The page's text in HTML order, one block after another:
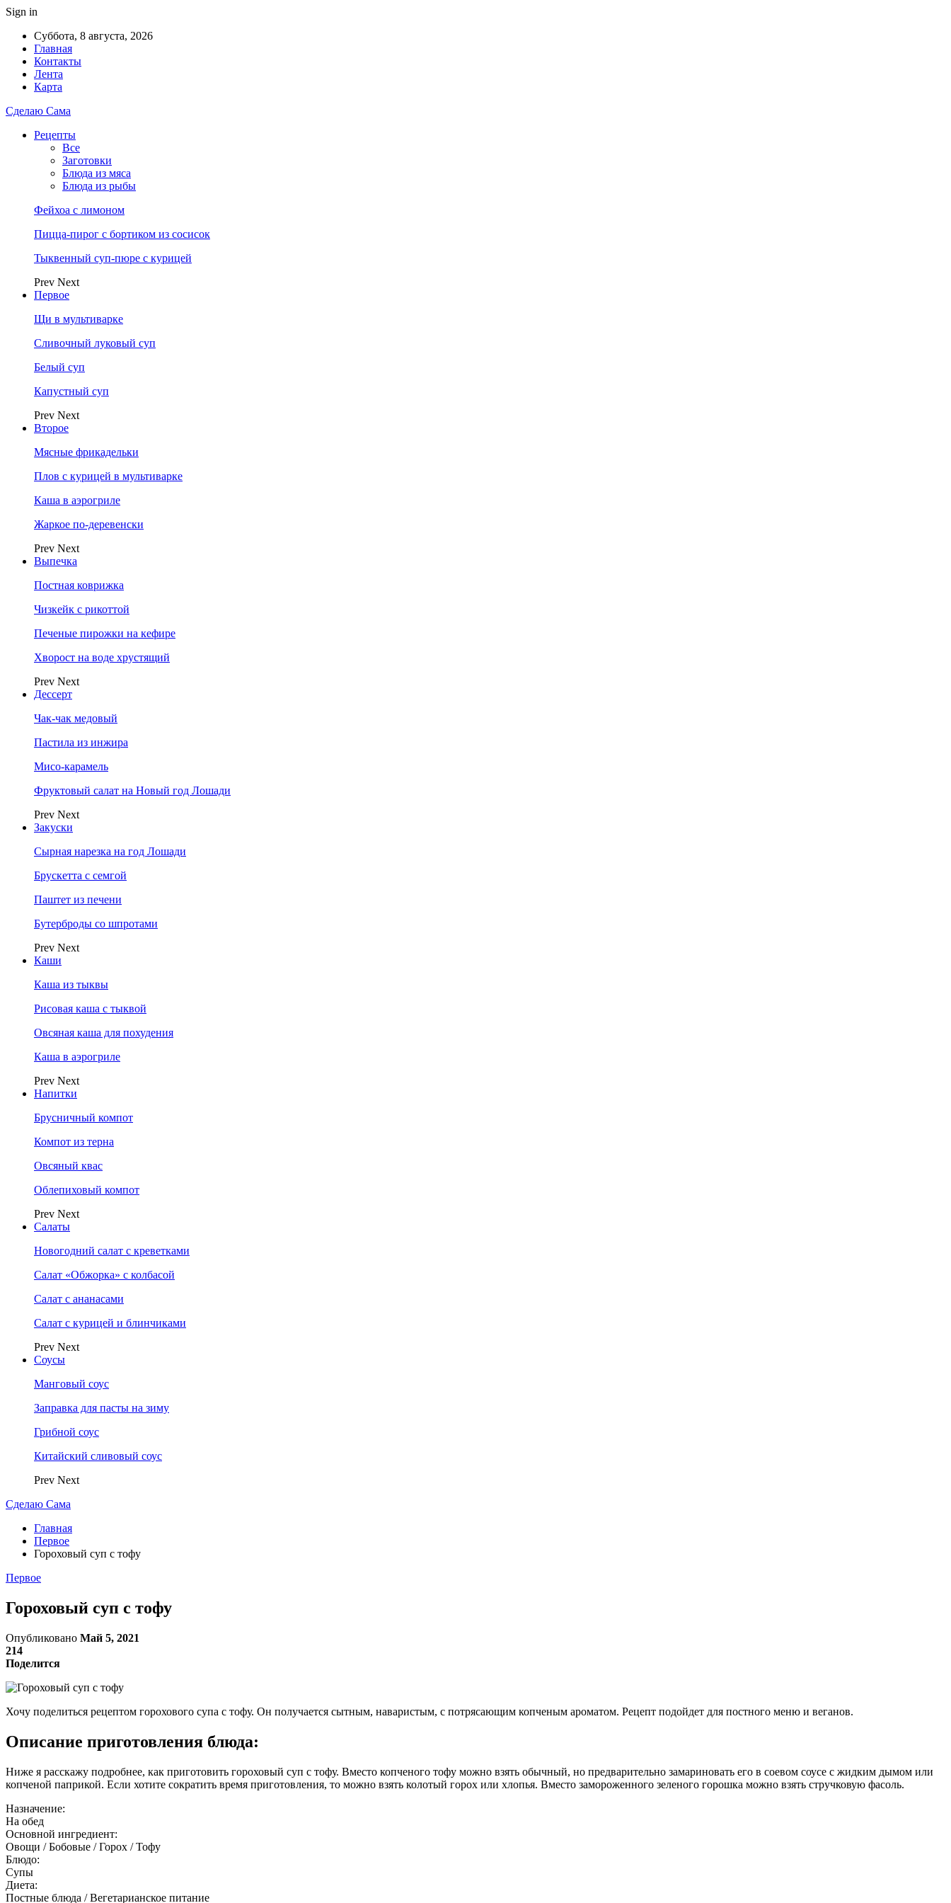
Sign in
Суббота, 8 августа, 2026
Главная
Контакты
Лента
Карта
Сделаю Сама
Рецепты
Все
Заготовки
Блюда из мяса
Блюда из рыбы
Фейхоа с лимоном
Пицца-пирог с бортиком из сосисок
Тыквенный суп-пюре с курицей
Prev Next
Первое
Щи в мультиварке
Сливочный луковый суп
Белый суп
Капустный суп
Prev Next
Второе
Мясные фрикадельки
Плов с курицей в мультиварке
Каша в аэрогриле
Жаркое по-деревенски
Prev Next
Выпечка
Постная коврижка
Чизкейк с рикоттой
Печеные пирожки на кефире
Хворост на воде хрустящий
Prev Next
Дессерт
Чак-чак медовый
Пастила из инжира
Мисо-карамель
Фруктовый салат на Новый год Лошади
Prev Next
Закуски
Сырная нарезка на год Лошади
Брускетта с семгой
Паштет из печени
Бутерброды со шпротами
Prev Next
Каши
Каша из тыквы
Рисовая каша с тыквой
Овсяная каша для похудения
Каша в аэрогриле
Prev Next
Напитки
Брусничный компот
Компот из терна
Овсяный квас
Облепиховый компот
Prev Next
Салаты
Новогодний салат с креветками
Салат «Обжорка» с колбасой
Салат с ананасами
Салат с курицей и блинчиками
Prev Next
Соусы
Манговый соус
Заправка для пасты на зиму
Грибной соус
Китайский сливовый соус
Prev Next
Сделаю Сама
Главная
Первое
Гороховый суп с тофу
Первое
Гороховый суп с тофу
Опубликовано Май 5, 2021
214
Поделится
Хочу поделиться рецептом горохового супа с тофу. Он получается сытным, наваристым, с потрясающим копченым ароматом. Рецепт подойдет для постного меню и веганов.
Описание приготовления блюда:
Ниже я расскажу подробнее, как приготовить гороховый суп с тофу. Вместо копченого тофу можно взять обычный, но предварительно замариновать его в соевом соусе с жидким дымом или
копченой паприкой. Если хотите сократить время приготовления, то можно взять колотый горох или хлопья. Вместо замороженного зеленого горошка можно взять стручковую фасоль.
Назначение:
На обед
Основной ингредиент:
Овощи / Бобовые / Горох / Тофу
Блюдо:
Супы
Диета:
Постные блюда / Вегетарианское питание